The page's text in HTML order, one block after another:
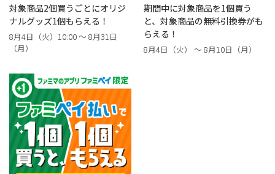
対象商品2個買うごとにオリジ
ナルグッズ1個もらえる！
8月4日（火）10:00 ～ 8月31日
（月）
期間中に対象商品を1個買う
と、対象商品の無料引換券がも
らえる！
8月4日（火） ～ 8月10日（月）